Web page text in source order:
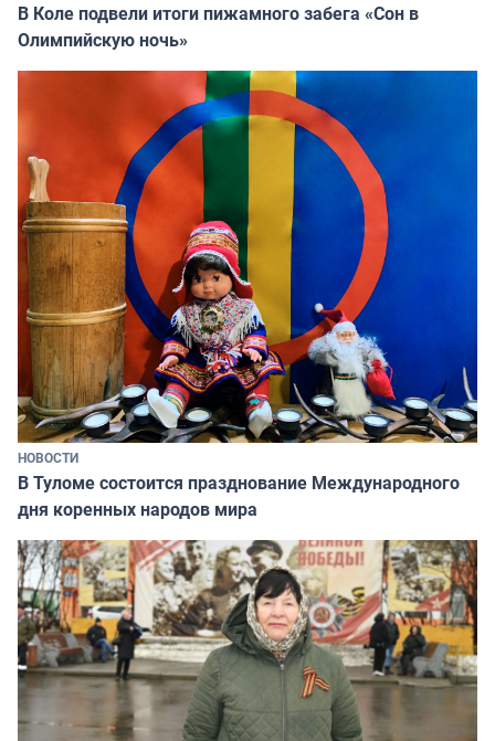
В Коле подвели итоги пижамного забега «Сон в
Олимпийскую ночь»
НОВОСТИ
В Туломе состоится празднование Международного
дня коренных народов мира